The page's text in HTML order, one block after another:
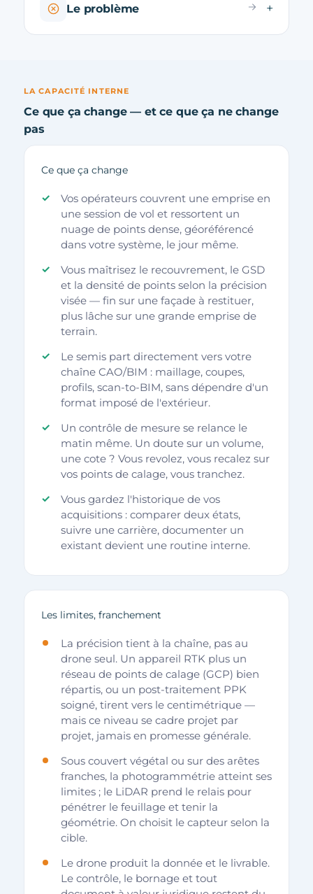
Le problème
LA CAPACITÉ INTERNE
Ce que ça change — et ce que ça ne change
pas
Ce que ça change
Vos opérateurs couvrent une emprise en
une session de vol et ressortent un
nuage de points dense, géoréférencé
dans votre système, le jour même.
Vous maîtrisez le recouvrement, le GSD
et la densité de points selon la précision
visée — fin sur une façade à restituer,
plus lâche sur une grande emprise de
terrain.
Le semis part directement vers votre
chaîne CAO/BIM : maillage, coupes,
profils, scan-to-BIM, sans dépendre d'un
format imposé de l'extérieur.
Un contrôle de mesure se relance le
matin même. Un doute sur un volume,
une cote ? Vous revolez, vous recalez sur
vos points de calage, vous tranchez.
Vous gardez l'historique de vos
acquisitions : comparer deux états,
suivre une carrière, documenter un
existant devient une routine interne.
Les limites, franchement
La précision tient à la chaîne, pas au
drone seul. Un appareil RTK plus un
réseau de points de calage (GCP) bien
répartis, ou un post-traitement PPK
soigné, tirent vers le centimétrique —
mais ce niveau se cadre projet par
projet, jamais en promesse générale.
Sous couvert végétal ou sur des arêtes
franches, la photogrammétrie atteint ses
limites ; le LiDAR prend le relais pour
pénétrer le feuillage et tenir la
géométrie. On choisit le capteur selon la
cible.
Le drone produit la donnée et le livrable.
Le contrôle, le bornage et tout